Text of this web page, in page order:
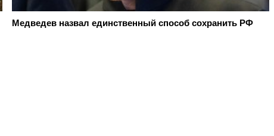
Медведев назвал единственный способ сохранить РФ